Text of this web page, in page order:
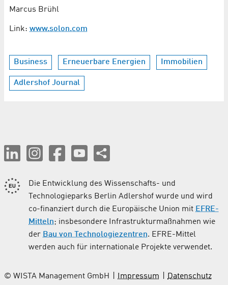
Marcus Brühl
Link: www.solon.com
Business Erneuerbare Energien Immobilien
Adlershof Journal
Die Entwicklung des Wissenschafts- und
Technologieparks Berlin Adlershof wurde und wird
co-finanziert durch die Europäische Union mit EFRE-
Mitteln; insbesondere Infrastrukturmaßnahmen wie
der Bau von Technologiezentren. EFRE-Mittel
werden auch für internationale Projekte verwendet.
© WISTA Management GmbH Impressum Datenschutz